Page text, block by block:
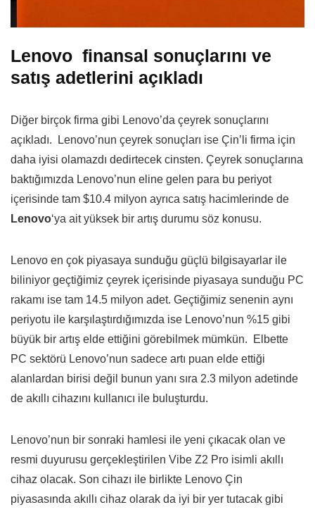
Lenovo finansal sonuçlarını ve
satış adetlerini açıkladı
Diğer birçok firma gibi Lenovo’da çeyrek sonuçlarını
açıkladı. Lenovo’nun çeyrek sonuçları ise Çin’li firma için
daha iyisi olamazdı dedirtecek cinsten. Çeyrek sonuçlarına
baktığımızda Lenovo’nun eline gelen para bu periyot
içerisinde tam $10.4 milyon ayrıca satış hacimlerinde de
Lenovo‘ya ait yüksek bir artış durumu söz konusu.
Lenovo en çok piyasaya sunduğu güçlü bilgisayarlar ile
biliniyor geçtiğimiz çeyrek içerisinde piyasaya sunduğu PC
rakamı ise tam 14.5 milyon adet. Geçtiğimiz senenin aynı
periyotu ile karşılaştırdığımızda ise Lenovo’nun %15 gibi
büyük bir artış elde ettiğini görebilmek mümkün. Elbette
PC sektörü Lenovo’nun sadece artı puan elde ettiği
alanlardan birisi değil bunun yanı sıra 2.3 milyon adetinde
de akıllı cihazını kullanıcı ile buluşturdu.
Lenovo’nun bir sonraki hamlesi ile yeni çıkacak olan ve
resmi duyurusu gerçekleştirilen Vibe Z2 Pro isimli akıllı
cihaz olacak. Son cihazı ile birlikte Lenovo Çin
piyasasında akıllı cihaz olarak da iyi bir yer tutacak gibi